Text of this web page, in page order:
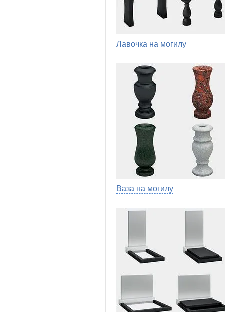
Лавочка на могилу
Ваза на могилу